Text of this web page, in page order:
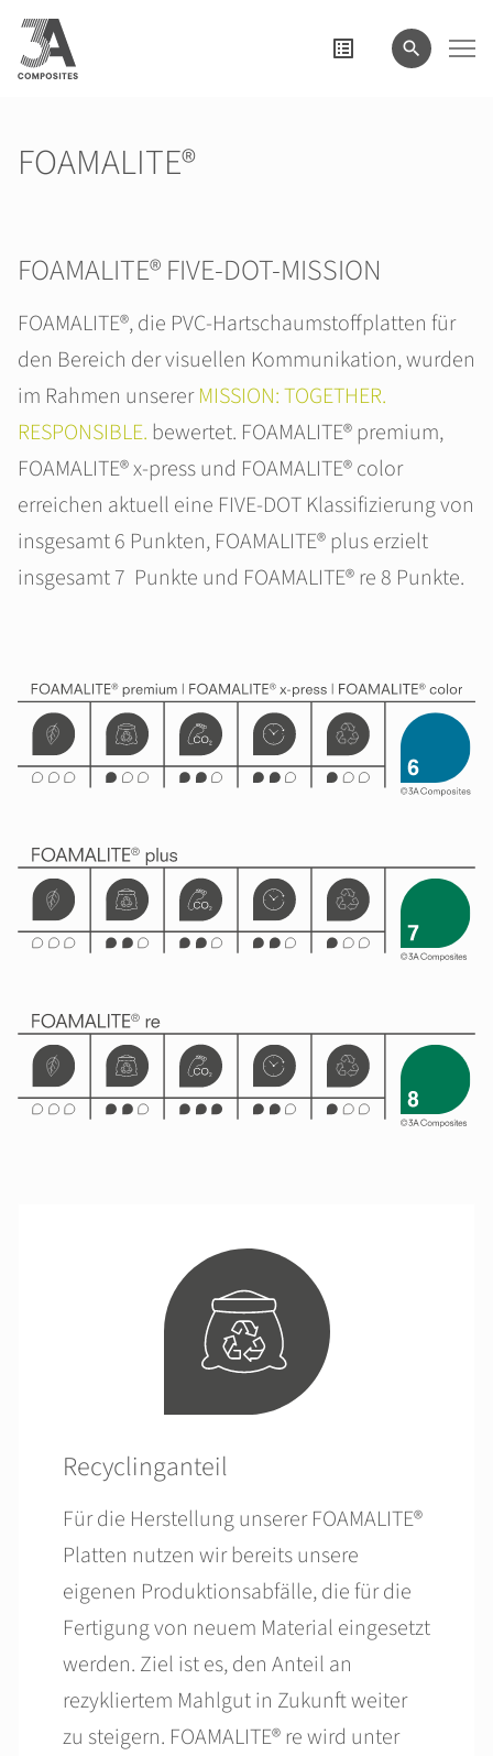
eingeben
FOAMALITE®
FOAMALITE® FIVE-DOT-MISSION
FOAMALITE®, die PVC-Hartschaumstoffplatten für
den Bereich der visuellen Kommunikation, wurden
im Rahmen unsererMISSION: TOGETHER.
RESPONSIBLE. bewertet. FOAMALITE® premium,
FOAMALITE® x-press und FOAMALITE® color
erreichen aktuell eine FIVE-DOT Klassifizierung von
insgesamt 6 Punkten, FOAMALITE® plus erzielt
insgesamt 7 Punkte und FOAMALITE® re 8 Punkte.
Recyclinganteil
Für die Herstellung unserer FOAMALITE®
Platten nutzen wir bereits unsere
eigenen Produktionsabfälle, die für die
Fertigung von neuem Material eingesetzt
werden. Ziel ist es, den Anteil an
rezykliertem Mahlgut in Zukunft weiter
zu steigern. FOAMALITE® re wird unter